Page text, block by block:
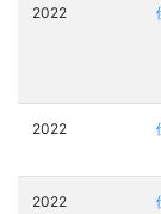
2022
2022
2022